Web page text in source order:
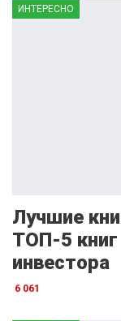
ИНТЕРЕСНО
Лучшие
ТОП-5
инвестора
6 061